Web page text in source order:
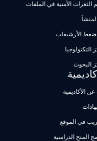
الثغرات الأمنية في الملفات
الأرشيفات
التكنولوجيا
البحوث
عن الأكاديمية
في الموقع
المنح الدراسية